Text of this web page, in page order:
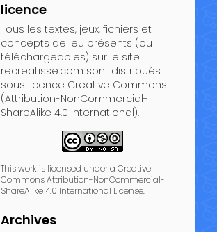
licence
Tous les textes, jeux, fichiers et
concepts de jeu présents (ou
téléchargeables) sur le site
recreatisse.com sont distribués
sous licence Creative Commons
(Attribution-NonCommercial-
ShareAlike 4.0 International).
This work is licensed under a Creative
Commons Attribution-NonCommercial-
ShareAlike 4.0 International License.
Archives